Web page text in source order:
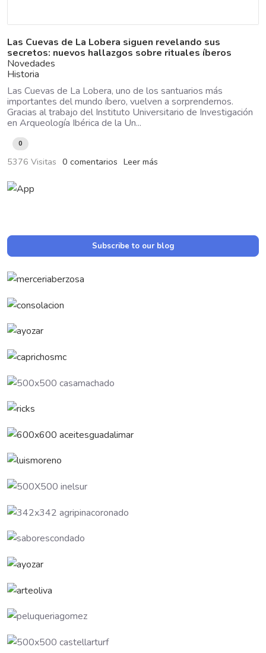
Las Cuevas de La Lobera siguen revelando sus
secretos: nuevos hallazgos sobre rituales íberos
Novedades
Historia
Las Cuevas de La Lobera, uno de los santuarios más
importantes del mundo íbero, vuelven a sorprendernos.
Gracias al trabajo del Instituto Universitario de Investigación
en Arqueología Ibérica de la Un...
0
5376 Visitas 0 comentarios Leer más
Subscribe to our blog